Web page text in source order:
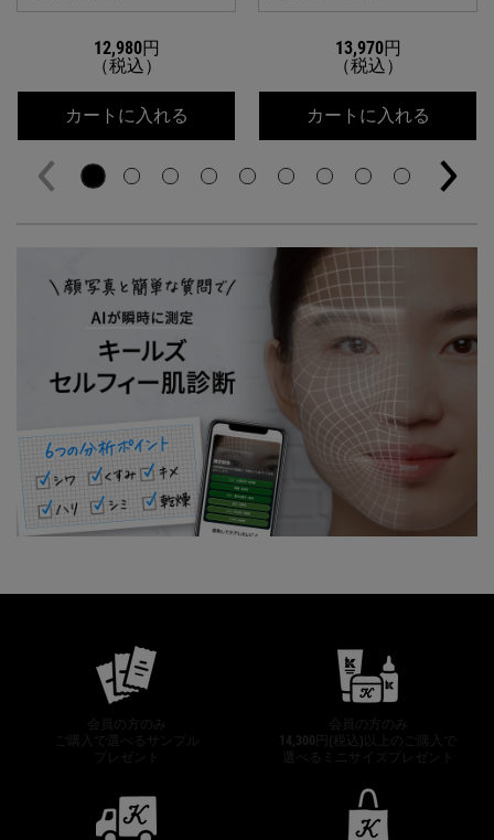
12,980円
（税込）
カートに入れる キールズ DS クリアリーブライト エ
13,970円
（税込）
カートに入れる
会員の方のみ
ご購入で選べるサンプル
会員の方のみ
14,300円(税込)以上のご購入で
選べるミニサイズプレゼント